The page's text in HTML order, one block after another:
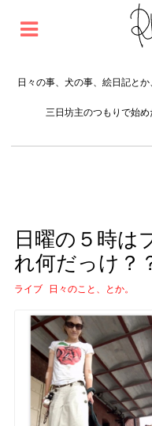
日々の事、犬の事、絵日記と
三日坊主のつもりで始
日曜の５時は
れ何だっけ？
ライブ 日々のこと、とか。